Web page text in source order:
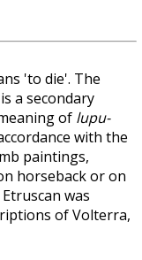
'to die'. The
a secondary
of lupu-
with the
paintings,
horseback or on
was
of Volterra,